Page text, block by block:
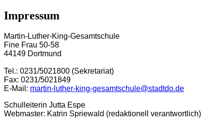
Impressum
Martin-Luther-King-Gesamtschule
Fine Frau 50-58
44149 Dortmund
Tel.: 0231/5021800 (Sekretariat)
Fax: 0231/5021849
E-Mail: martin-luther-king-gesamtschule@stadtdo.de
Schulleiterin Jutta Espe
Webmaster: Katrin Spriewald (redaktionell verantwortlich)